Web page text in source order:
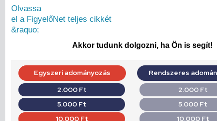
Olvassa
el a FigyelőNet teljes cikkét
&raquo;
Akkor tudunk dolgozni, ha Ön is segít!